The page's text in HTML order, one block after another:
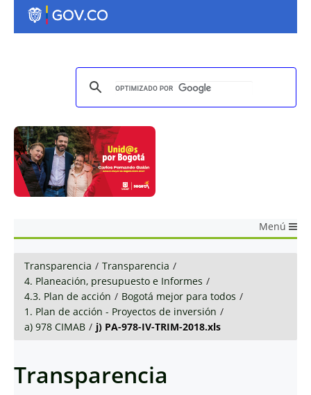
Menú
Transparencia / Transparencia /
4. Planeación, presupuesto e Informes /
4.3. Plan de acción / Bogotá mejor para todos /
1. Plan de acción - Proyectos de inversión /
a) 978 CIMAB / j) PA-978-IV-TRIM-2018.xls
Transparencia